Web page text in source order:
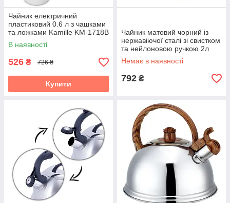
Чайник електричний
пластиковий 0.6 л з чашками
та ложками Kamille KM-1718B
В наявності
526 ₴ 726 ₴
Купити
Чайник матовий чорний із
нержавіючої сталі зі свистком
та нейлоновою ручкою 2л
для плити Ofenbach KM-
100300
Немає в наявності
792 ₴